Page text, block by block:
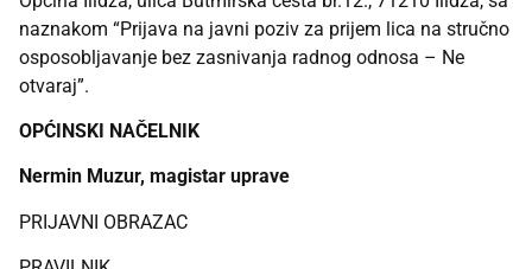
naznakom “Prijava na javni poziv za prijem lica na stručno
osposobljavanje bez zasnivanja radnog odnosa – Ne
otvaraj”.
OPĆINSKI NAČELNIK
Nermin Muzur, magistar uprave
PRIJAVNI OBRAZAC